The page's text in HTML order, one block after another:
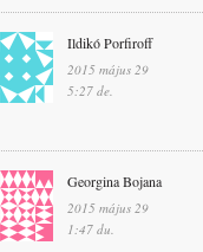
Ildikó Porfiroff
2015 május 29
5:27 de.
Georgina Bojana
2015 május 29
1:47 du.